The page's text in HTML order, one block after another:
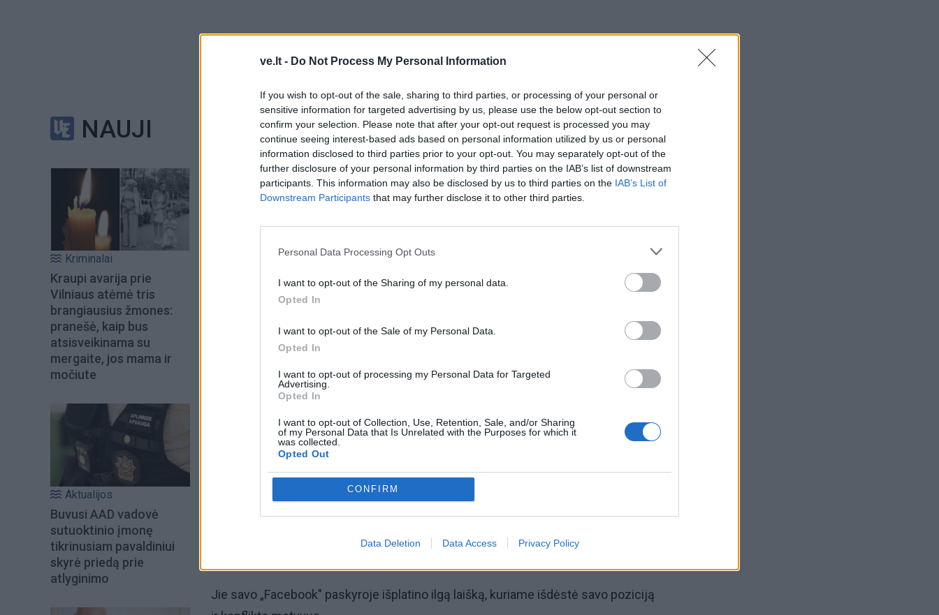
ve.lt - Do Not Process My Personal Information
If you wish to opt-out of the sale, sharing to third parties, or processing of your personal or
sensitive information for targeted advertising by us, please use the below opt-out section to
confirm your selection. Please note that after your opt-out request is processed you may
continue seeing interest-based ads based on personal information utilized by us or personal
information disclosed to third parties prior to your opt-out. You may separately opt-out of the
further disclosure of your personal information by third parties on the IAB’s list of downstream
participants. This information may also be disclosed by us to third parties on the IAB’s List of
Downstream Participants that may further disclose it to other third parties.
Personal Data Processing Opt Outs
I want to opt-out of the Sharing of my personal data.
Opted In
I want to opt-out of the Sale of my Personal Data.
Opted In
I want to opt-out of processing my Personal Data for Targeted
Advertising.
Opted In
I want to opt-out of Collection, Use, Retention, Sale, and/or Sharing
of my Personal Data that Is Unrelated with the Purposes for which it
was collected.
Opted Out
CONFIRM
Data Deletion Data Access Privacy Policy
NAUJI
Kriminalai
Kraupi avarija prie
Vilniaus atėmė tris
brangiausius žmones:
pranešė, kaip bus
atsisveikinama su
mergaite, jos mama ir
močiute
Aktualijos
Buvusi AAD vadovė
sutuoktinio įmonę
tikrinusiam pavaldiniui
skyrė priedą prie
atlyginimo
Jie savo „Facebook" paskyroje išplatino ilgą laišką, kuriame išdėstė savo poziciją